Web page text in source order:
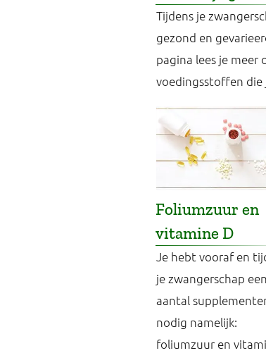
Tijdens je
gezond en
pagina lees je meer
voedingsstoffen die
Foliumzuur en
vitamine D
Je hebt vooraf en
je zwangerschap een
aantal
nodig namelijk:
foliumzuur en